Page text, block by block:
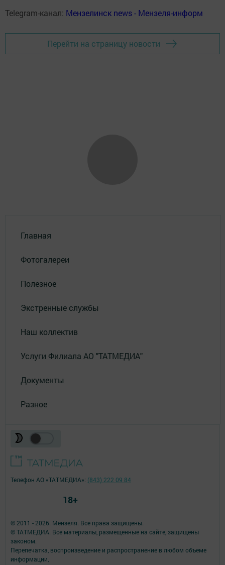
Telegram-канал: Мензелинск news - Мензеля-информ
Перейти на страницу новости
Главная
Фотогалереи
Полезное
Экстренные службы
Наш коллектив
Услуги Филиала АО "ТАТМЕДИА"
Документы
Разное
© 2011 - 2026. Мензеля. Все права защищены.
© ТАТМЕДИА. Все материалы, размещенные на сайте, защищены
законом.
Перепечатка, воспроизведение и распространение в любом объеме
информации,
Телефон АО «ТАТМЕДИА»: (843) 222 09 84
18+